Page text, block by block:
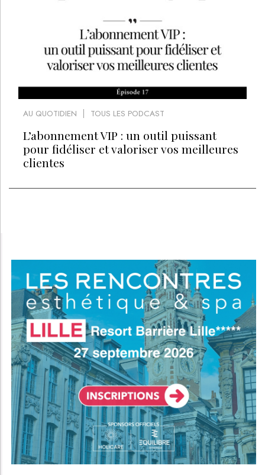
AU QUOTIDIEN TOUS LES PODCAST
L’abonnement VIP : un outil puissant
pour fidéliser et valoriser vos meilleures
clientes